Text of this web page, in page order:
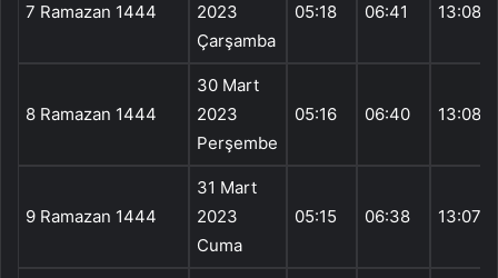
7 Ramazan 1444
2023
Çarşamba
05:18 06:41 13:08
8 Ramazan 1444
30 Mart
2023
Perşembe
05:16 06:40 13:08
9 Ramazan 1444
31 Mart
2023
Cuma
05:15 06:38 13:07